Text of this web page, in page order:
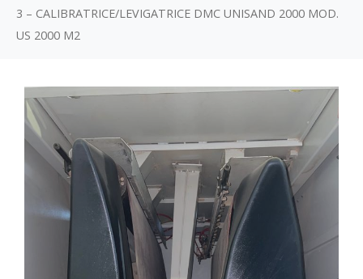
3 – CALIBRATRICE/LEVIGATRICE DMC UNISAND 2000 MOD.
US 2000 M2